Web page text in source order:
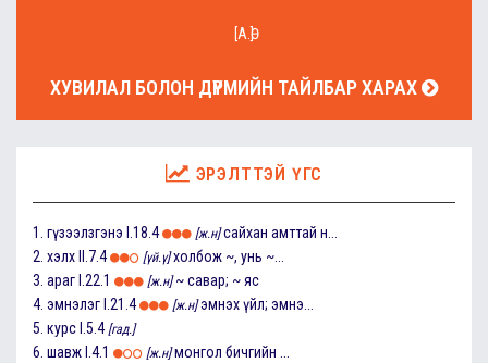
[А.Ө]
ХУВИЛАЛ БОЛОН ДҮРМИЙН ТАЙЛБАР ХАРАХ
ЭРЭЛТТЭЙ ҮГС
1. гүзээлзгэнэ I.18.4 [ж.н] сайхан амттай н...
2. хэлх II.7.4 [үй.ү] холбож ~, унь ~...
3. араг I.22.1 [ж.н] ~ савар; ~ яс
4. эмнэлэг I.21.4 [ж.н] эмнэх үйл; эмнэ...
5. курс I.5.4 [гад.]
6. шавж I.4.1 [ж.н] монгол бичгийн ...